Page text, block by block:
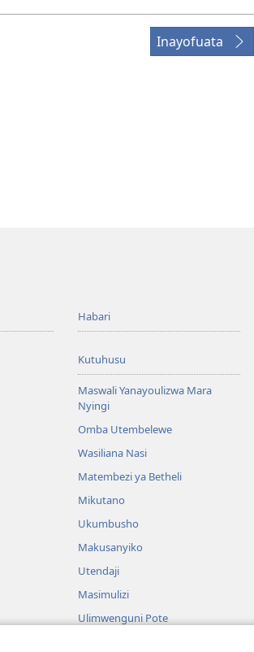
Inayofuata
Habari
Kutuhusu
Maswali Yanayoulizwa Mara
Nyingi
Omba Utembelewe
Wasiliana Nasi
Matembezi ya Betheli
Mikutano
Ukumbusho
Makusanyiko
Utendaji
Masimulizi
Ulimwenguni Pote